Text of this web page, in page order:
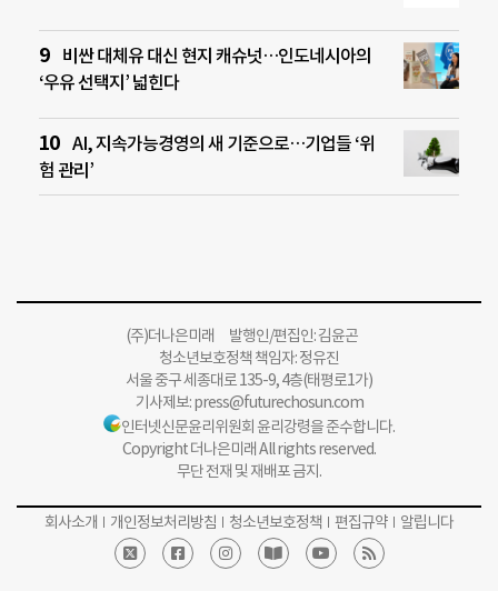
비싼 대체유 대신 현지 캐슈넛…인도네시아의
‘우유 선택지’ 넓힌다
AI, 지속가능경영의 새 기준으로…기업들 ‘위
험 관리’
(주)더나은미래 발행인/편집인: 김윤곤
청소년보호정책 책임자: 정유진
서울 중구 세종대로 135-9, 4층(태평로1가)
기사제보:press@futurechosun.com
인터넷신문윤리위원회 윤리강령을 준수합니다.
Copyright 더나은미래 All rights reserved.
무단 전재 및 재배포 금지.
회사소개 개인정보처리방침 청소년보호정책 편집규약 알립니다